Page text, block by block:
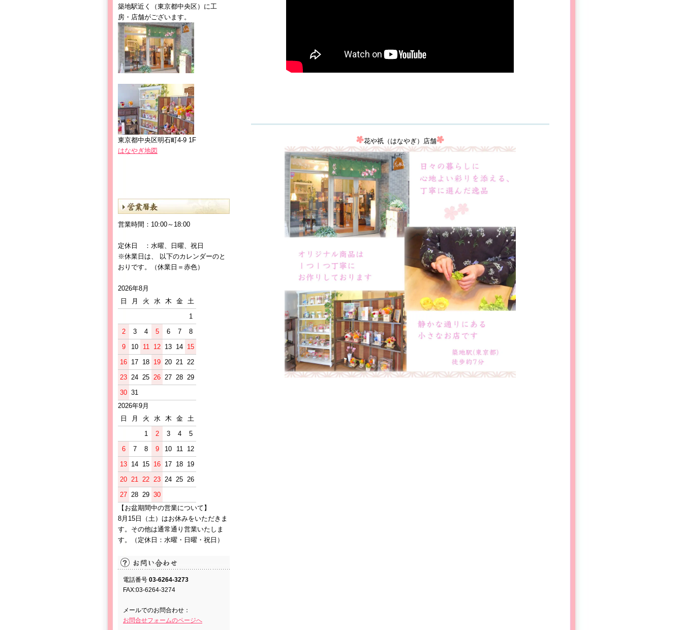
築地駅近く（東京都中央区）に工
房・店舗がございます。
東京都中央区明石町4-9 1F
はなやぎ地図
営業時間：10:00～18:00
定休日 ：水曜、日曜、祝日
※休業日は、 以下のカレンダーのと
おりです。（休業日＝赤色）
2026年8月
日
月 火 水 木 金
土
1
2
3 4 5 6 7
8
9
10 11 12 13 14 15
16 17 18 19 20 21
22
23 24 25 26 27 28 29
30 31
2026年9月
日
月 火 水 木 金
土
1
2 3 4
5
6
7 8 9 10 11
12
13 14 15 16 17 18 19
20 21 22 23 24 25 26
27 28 29 30
【お盆期間中の営業について】
8月15日（土）はお休みをいただきま
す。その他は通常通り営業いたしま
す。（定休日：水曜・日曜・祝日）
電話番号 03-6264-3273
FAX:03-6264-3274
メールでのお問合わせ：
お問合せフォームのページへ
花や祇（はなやぎ）店舗